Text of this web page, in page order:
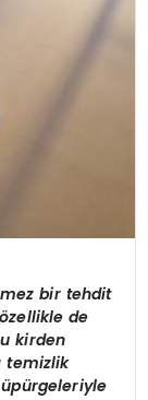
bir tehdit
de
kirden
temizlik